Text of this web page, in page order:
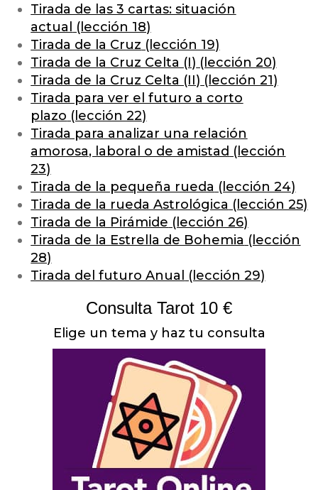
Tirada de las 3 cartas: situación
actual (lección 18)
Tirada de la Cruz (lección 19)
Tirada de la Cruz Celta (I) (lección 20)
Tirada de la Cruz Celta (II) (lección 21)
Tirada para ver el futuro a corto
plazo (lección 22)
Tirada para analizar una relación
amorosa, laboral o de amistad (lección
23)
Tirada de la pequeña rueda (lección 24)
Tirada de la rueda Astrológica (lección 25)
Tirada de la Pirámide (lección 26)
Tirada de la Estrella de Bohemia (lección
28)
Tirada del futuro Anual (lección 29)
Consulta Tarot 10 €
Elige un tema y haz tu consulta